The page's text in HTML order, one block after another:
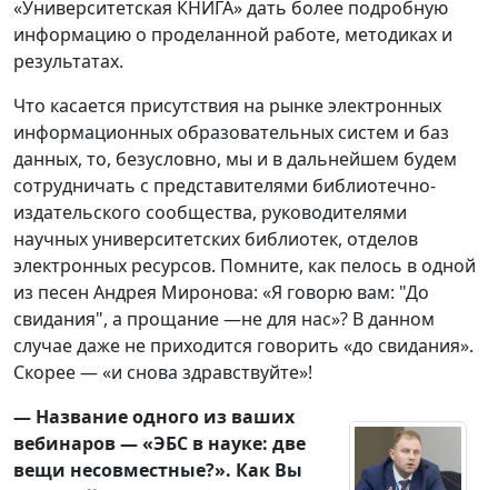
«Университетская КНИГА» дать более подробную
информацию о проделанной работе, методиках и
результатах.
Что касается присутствия на рынке электронных
информационных образовательных систем и баз
данных, то, безусловно, мы и в дальнейшем будем
сотрудничать с представителями библиотечно-
издательского сообщества, руководителями
научных университетских библиотек, отделов
электронных ресурсов. Помните, как пелось в одной
из песен Андрея Миронова: «Я говорю вам: "До
свидания", а прощание —не для нас»? В данном
случае даже не приходится говорить «до свидания».
Скорее — «и снова здравствуйте»!
— Название одного из ваших
вебинаров — «ЭБС в науке: две
вещи несовместные?». Как Вы